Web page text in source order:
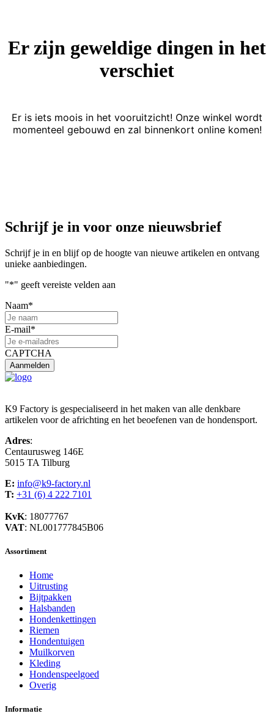
Er zijn geweldige dingen in het
verschiet
Er is iets moois in het vooruitzicht! Onze winkel wordt
momenteel gebouwd en zal binnenkort online komen!
Schrijf je in voor onze nieuwsbrief
Schrijf je in en blijf op de hoogte van nieuwe artikelen en ontvang
unieke aanbiedingen.
"*" geeft vereiste velden aan
Naam*
E-mail*
CAPTCHA
K9 Factory is gespecialiseerd in het maken van alle denkbare
artikelen voor de africhting en het beoefenen van de hondensport.
Adres:
Centaurusweg 146E
5015 TA Tilburg
E: info@k9-factory.nl
T: +31 (6) 4 222 7101
KvK: 18077767
VAT: NL001777845B06
Assortiment
Home
Uitrusting
Bijtpakken
Halsbanden
Hondenkettingen
Riemen
Hondentuigen
Muilkorven
Kleding
Hondenspeelgoed
Overig
Informatie